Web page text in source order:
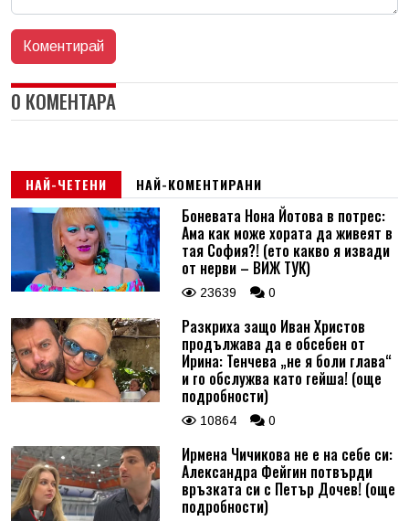
0 КОМЕНТАРА
НАЙ-ЧЕТЕНИ НАЙ-КОМЕНТИРАНИ
Боневата Нона Йотова в потрес:
Ама как може хората да живеят в
тая София?! (ето какво я извади
от нерви – ВИЖ ТУК)
23639 0
Разкриха защо Иван Христов
продължава да е обсебен от
Ирина: Тенчева „не я боли глава“
и го обслужва като гейша! (още
подробности)
10864 0
Ирмена Чичикова не е на себе си:
Александра Фейгин потвърди
връзката си с Петър Дочев! (още
подробности)